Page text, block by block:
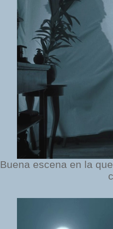
Buena escena en la